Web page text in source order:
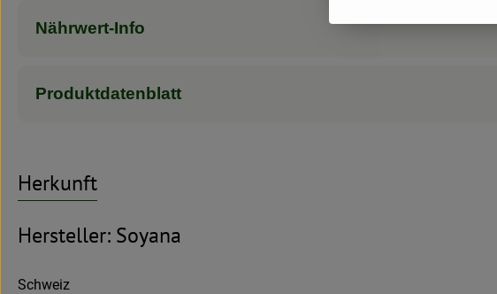
Nährwert-Info
Produktdatenblatt
Herkunft
Hersteller: Soyana
Schweiz